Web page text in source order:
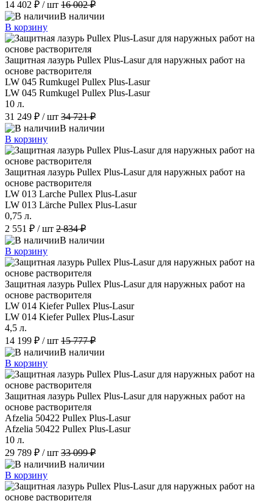
14 402 ₽ / шт 16 002 ₽
В наличии
В корзину
Защитная лазурь Pullex Plus-Lasur для наружных работ на
основе растворителя
LW 045 Rumkugel Pullex Plus-Lasur
LW 045 Rumkugel Pullex Plus-Lasur
10 л.
31 249 ₽ / шт 34 721 ₽
В наличии
В корзину
Защитная лазурь Pullex Plus-Lasur для наружных работ на
основе растворителя
LW 013 Larche Pullex Plus-Lasur
LW 013 Lärche Pullex Plus-Lasur
0,75 л.
2 551 ₽ / шт 2 834 ₽
В наличии
В корзину
Защитная лазурь Pullex Plus-Lasur для наружных работ на
основе растворителя
LW 014 Kiefer Pullex Plus-Lasur
LW 014 Kiefer Pullex Plus-Lasur
4,5 л.
14 199 ₽ / шт 15 777 ₽
В наличии
В корзину
Защитная лазурь Pullex Plus-Lasur для наружных работ на
основе растворителя
Afzelia 50422 Pullex Plus-Lasur
Afzelia 50422 Pullex Plus-Lasur
10 л.
29 789 ₽ / шт 33 099 ₽
В наличии
В корзину